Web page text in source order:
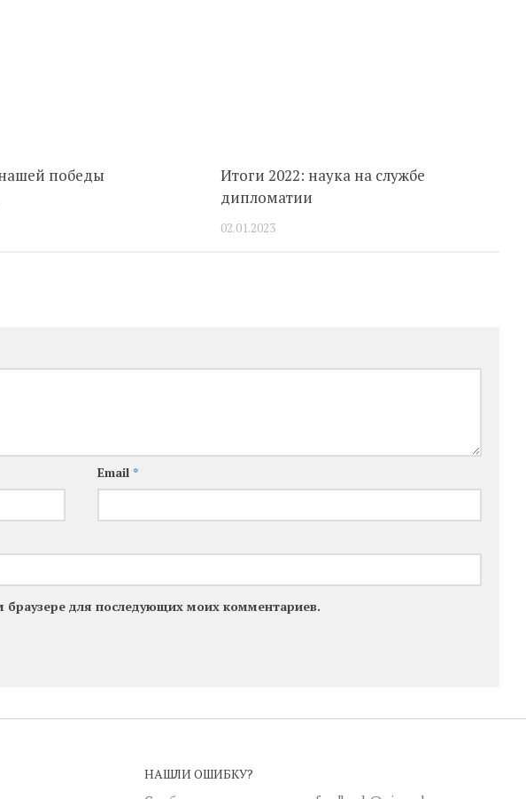
победы
Итоги 2022: наука на службе
дипломатии
02.01.2023
Email *
браузере для последующих моих комментариев.
НАШЛИ ОШИБКУ?